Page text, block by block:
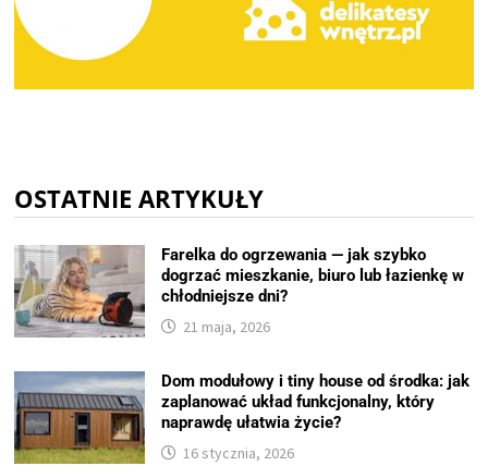
OSTATNIE ARTYKUŁY
Farelka do ogrzewania — jak szybko
dogrzać mieszkanie, biuro lub łazienkę w
chłodniejsze dni?
21 maja, 2026
Dom modułowy i tiny house od środka: jak
zaplanować układ funkcjonalny, który
naprawdę ułatwia życie?
16 stycznia, 2026